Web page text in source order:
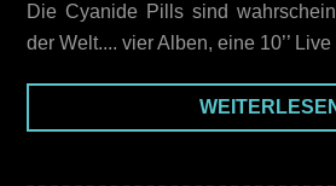
Die Cyanide Pills sind
der Welt.... vier Alben, eine 10’’